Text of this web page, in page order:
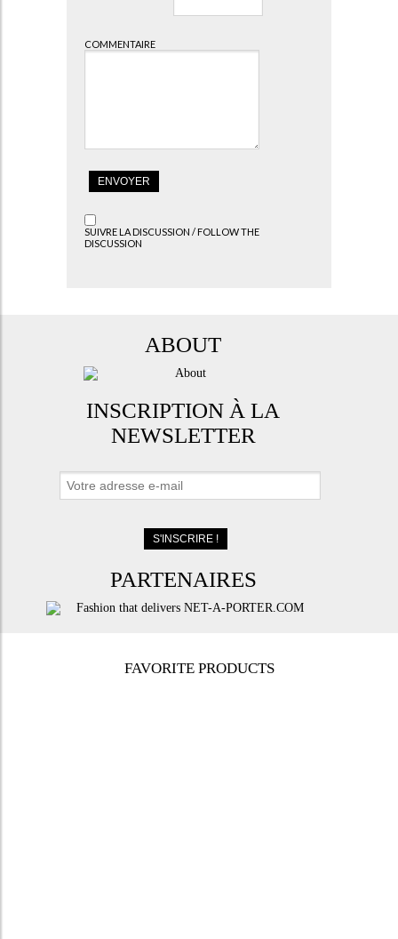
COMMENTAIRE
SUIVRE LA DISCUSSION / FOLLOW THE
DISCUSSION
ABOUT
INSCRIPTION À LA
NEWSLETTER
PARTENAIRES
FAVORITE PRODUCTS